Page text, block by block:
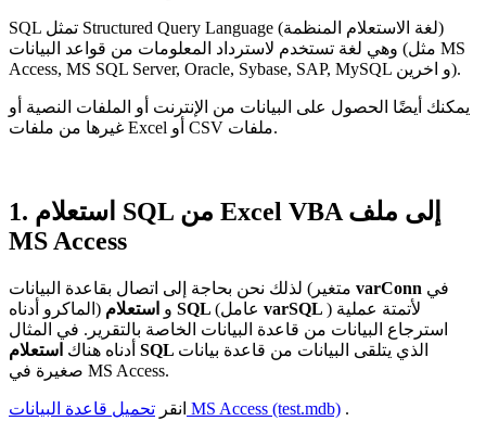
SQL Structured Query Language (لغة الاستعلام المنظمة)
MS
Access, MS SQL Server, Oracle, Sybase, SAP, MySQL
و اخرين).
يمكنك أيضًا الحصول على البيانات من الإنترنت أو الملفات النصية أو
CSV ملفات.
1. استعلام SQL من Excel VBA إلى ملف
MS Access
varConn في
الماكرو أدناه) و استعلام SQL varSQL ) لأتمتة عملية
استرجاع البيانات من قاعدة البيانات الخاصة بالتقرير. في المثال
أدناه هناك استعلام SQL الذي يتلقى البيانات من قاعدة بيانات
صغيرة في MS Access.
انقر MS Access (test.mdb) .